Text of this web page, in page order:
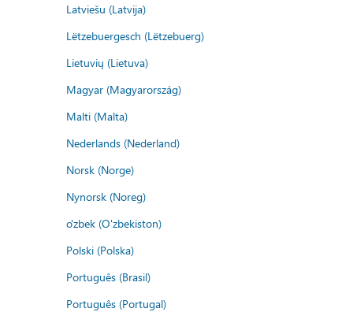
Latviešu (Latvija)
Lëtzebuergesch (Lëtzebuerg)
Lietuvių (Lietuva)
Magyar (Magyarország)
Malti (Malta)
Nederlands (Nederland)
Norsk (Norge)
Nynorsk (Noreg)
o'zbek (O'zbekiston)
Polski (Polska)
Português (Brasil)
Português (Portugal)